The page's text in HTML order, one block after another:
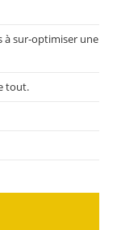
à sur-optimiser une
tout.